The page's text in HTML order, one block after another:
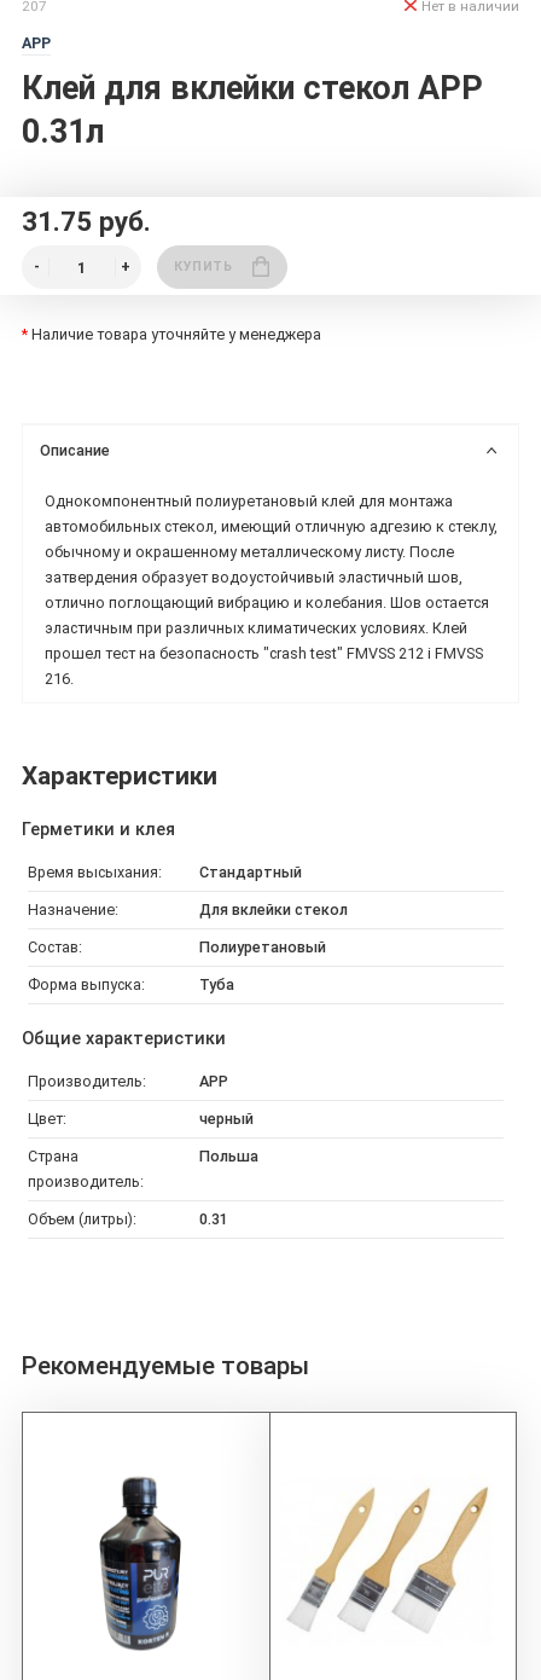
207
APP
Клей для вклейки стекол APP
0.31л
Нет в наличии
31.75 руб.
КУПИТЬ
* Наличие товара уточняйте у менеджера
Описание
Однокомпонентный полиуретановый клей для монтажа
автомобильных стекол, имеющий отличную адгезию к стеклу,
обычному и окрашенному металлическому листу. После
затвердения образует водоустойчивый эластичный шов,
отлично поглощающий вибрацию и колебания. Шов остается
эластичным при различных климатических условиях. Клей
прошел тест на безопасность "crash test" FMVSS 212 i FMVSS
216.
Характеристики
Герметики и клея
Время высыхания: Стандартный
Назначение: Для вклейки стекол
Состав: Полиуретановый
Форма выпуска: Туба
Общие характеристики
Производитель: APP
Цвет: черный
Страна
производитель:
Польша
Объем (литры): 0.31
Рекомендуемые товары